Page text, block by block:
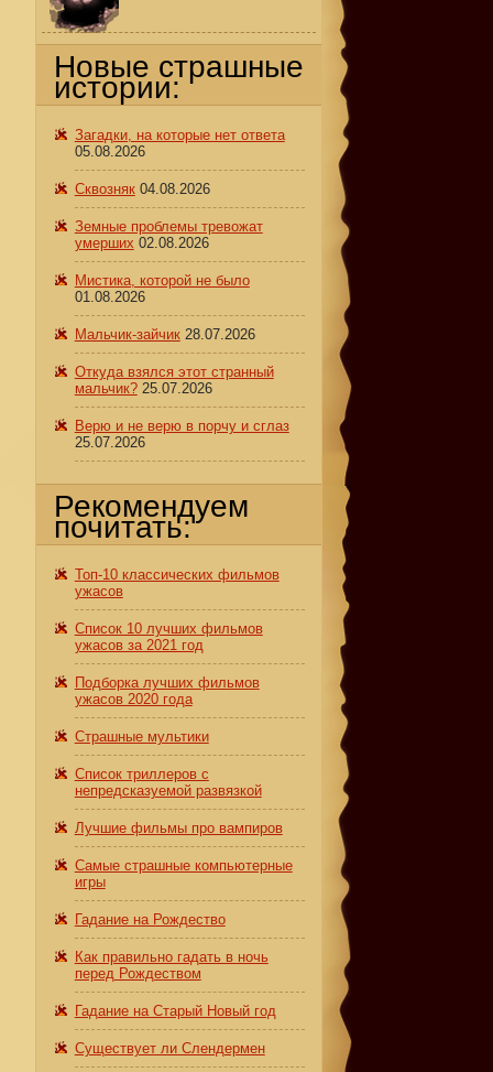
Новые страшные
истории:
Загадки, на которые нет ответа
05.08.2026
Сквозняк 04.08.2026
Земные проблемы тревожат
умерших 02.08.2026
Мистика, которой не было
01.08.2026
Мальчик-зайчик 28.07.2026
Откуда взялся этот странный
мальчик? 25.07.2026
Верю и не верю в порчу и сглаз
25.07.2026
Рекомендуем
почитать:
Топ-10 классических фильмов
ужасов
Список 10 лучших фильмов
ужасов за 2021 год
Подборка лучших фильмов
ужасов 2020 года
Страшные мультики
Список триллеров с
непредсказуемой развязкой
Лучшие фильмы про вампиров
Самые страшные компьютерные
игры
Гадание на Рождество
Как правильно гадать в ночь
перед Рождеством
Гадание на Старый Новый год
Существует ли Слендермен